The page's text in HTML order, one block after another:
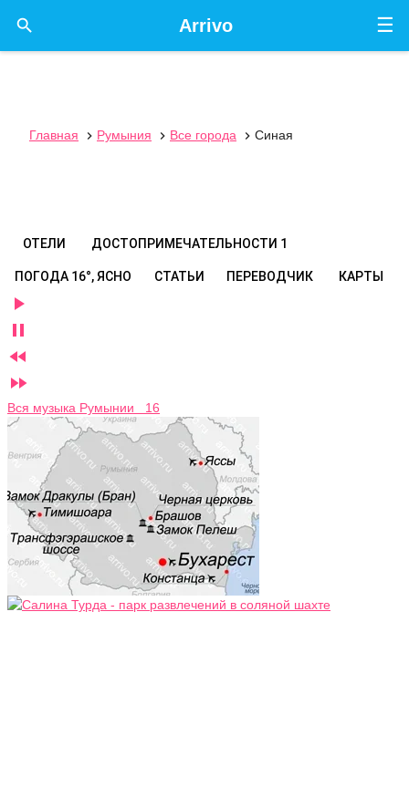
☰
Arrivo

Главная  Румыния  Все города  Синая
ОТЕЛИ ДОСТОПРИМЕЧАТЕЛЬНОСТИ 1
ПОГОДА 16°, ЯСНО СТАТЬИ ПЕРЕВОДЧИК КАРТЫ




Вся музыка Румынии 16